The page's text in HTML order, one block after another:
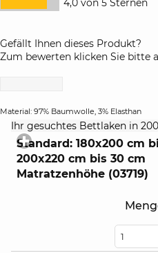
4,0 von 5 Sternen
Gefällt Ihnen dieses Produkt?
Zum bewerten klicken Sie bitte
Material: 97% Baumwolle, 3% Elasthan
Ihr gesuchtes Bettlaken in
Standard: 180x200 cm
200x220 cm bis 30 cm
Matratzenhöhe (03719)